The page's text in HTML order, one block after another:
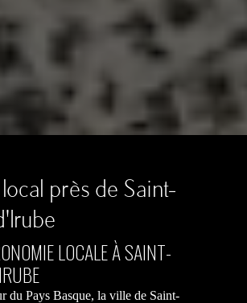
près de Saint-
LOCALE À SAINT-
du Pays Basque, la ville de Saint-